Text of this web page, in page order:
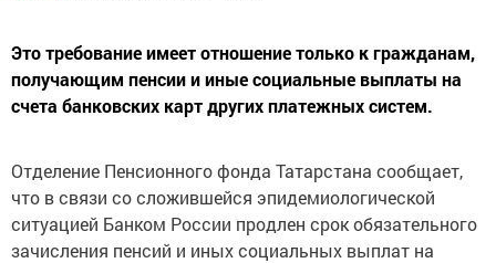
Это требование имеет отношение только к гражданам,
получающим пенсии и иные социальные выплаты на
счета банковских карт других платежных систем.
Отделение Пенсионного фонда Татарстана сообщает,
что в связи со сложившейся эпидемиологической
ситуацией Банком России продлен срок обязательного
зачисления пенсий и иных социальных выплат на